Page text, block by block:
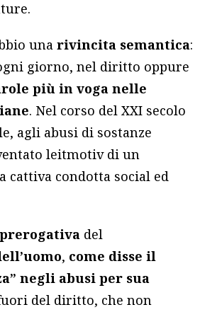
unarivincita semantica:
giorno, nel diritto oppure
più in voga nelle
. Nel corso del XXI secolo
agli abusi di sostanze
leitmotiv di un
cattiva condotta social ed
prerogativa del
, come disse il
negli abusi per sua
del diritto, che non